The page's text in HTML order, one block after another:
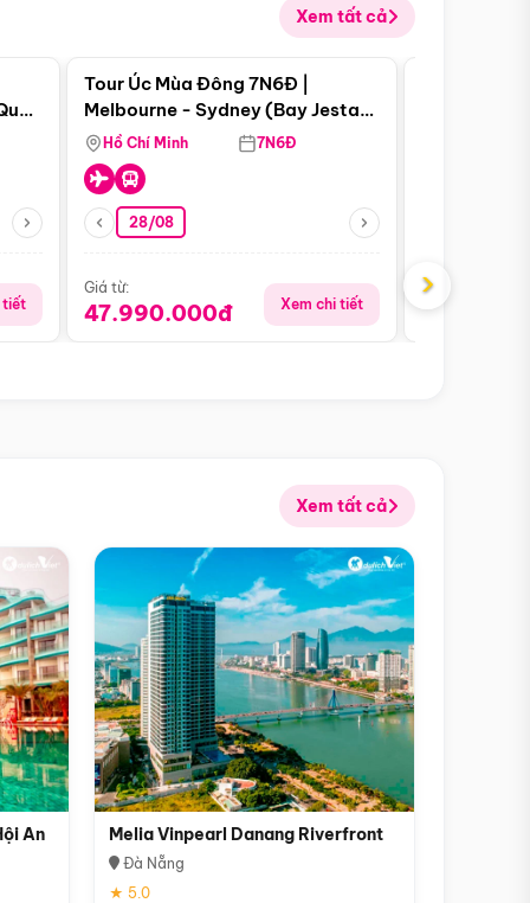
Xem tất cả
tiết
Điểm nổi bật
Tour Úc Mùa Đông 7N6Đ |
Melbourne - Sydney (Bay Jestar
Airways)
Hồ Chí Minh 7N6Đ
28/08
Giá từ:
47.990.000đ Xem chi tiết
Giá từ:
›
Xem tất cả
An Melia Vinpearl Danang Riverfront
Đà Nẵng
★ 5.0